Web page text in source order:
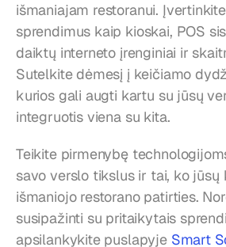
išmaniajam restoranui.
sprendimus kaip kioskai, POS
daiktų interneto įrenginiai ir
Sutelkite dėmesį į keičiamo
kurios gali augti kartu su jūsų
integruotis viena su kita.
Teikite pirmenybę
savo verslo tikslus ir tai, ko jūsų
išmaniojo restorano patirties.
susipažinti su pritaikytais
apsilankykite puslapyje Smart